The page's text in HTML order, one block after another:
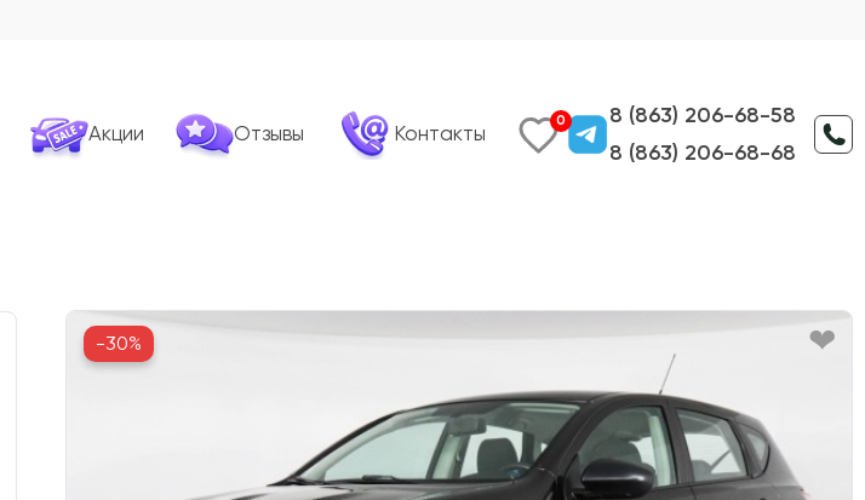
Акции Отзывы Контакты
0
8 (863) 206-68-58
8 (863) 206-68-68
-30%